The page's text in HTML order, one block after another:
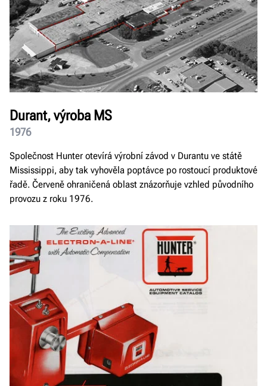
Durant, výroba MS
1976
Společnost Hunter otevírá výrobní závod v Durantu ve státě
Mississippi, aby tak vyhověla poptávce po rostoucí produktové
řadě. Červeně ohraničená oblast znázorňuje vzhled původního
provozu z roku 1976.